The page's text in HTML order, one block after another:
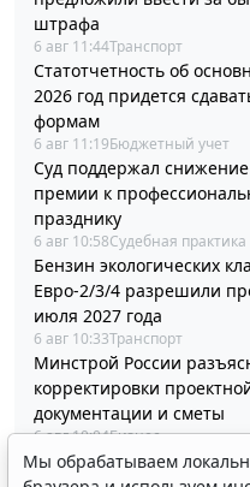
штрафа
6 авг 11:44Транспорт
Статотчетность об
2026 год придется
формам
6 авг 11:19Бюджетный учет
Суд поддержал
премии к
празднику
6 авг 10:58Судебная практика
Бензин экологических
Евро-2/3/4 разрешили
июля 2027 года
6 авг 10:33Транспорт
Минстрой России
корректировки
документации и сметы
6 авг 10:04Бизнес
Вступил в силу стандарт
Мы обрабатываем